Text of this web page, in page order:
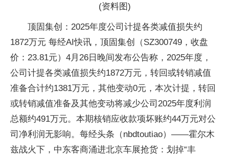
(资料图)
顶固集创：2025年度公司计提各类减值损失约
1872万元 每经AI快讯，顶固集创（SZ300749，收盘
价：23.81元）4月26日晚间发布公告称，2025年度，
公司计提各类减值损失约1872万元，转回或转销减值
准备合计约1381万元，其他变动0元，本次计提，转回
或转销减值准备及其他变动将减少公司2025年度利润
总额约491万元。本期核销应收款项坏账约44万元对公
司净利润无影响。每经头条（nbdtoutiao）——霍尔木
兹战火下，中东客商涌进北京车展抢货：划掉“丰